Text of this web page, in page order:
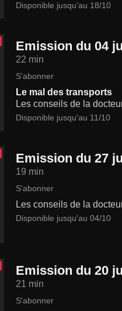
Disponible jusqu'au 18/10
Emission du 04
22 min
S'abonner
Le mal des transports
Les conseils de la
Disponible jusqu'au 11/10
Emission du 27
19 min
S'abonner
Les conseils de la
Disponible jusqu'au 04/10
Emission du 20
21 min
S'abonner